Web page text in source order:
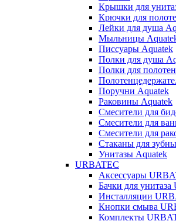
Крышки для
Крючки для
Лейки для душа
Мыльницы
Писсуары Aquatek
Полки для душа
Полки для
Поручни Aquatek
Раковины Aquatek
Смесители для
Смесители для
Смесители для
Стаканы для
Унитазы Aquatek
URBATEC
Аксессуары
Бачки для
Инсталляции
Кнопки смыва
Комплекты